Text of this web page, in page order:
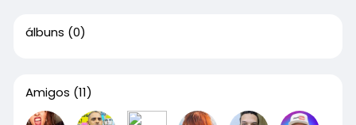
álbuns (0)
Amigos (11)